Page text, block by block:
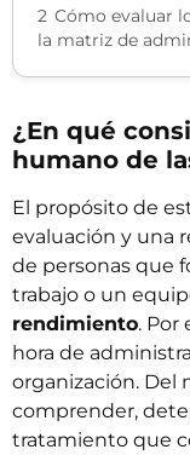
2 Cómo evaluar
la matriz de
¿En qué
humano de
El propósito de
evaluación y una
de personas que
trabajo o un
rendimiento. Por
hora de
organización. Del
comprender,
tratamiento que